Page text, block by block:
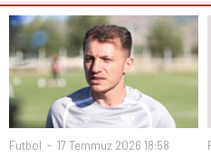
Futbol 17 Temmuz 2026 18:58